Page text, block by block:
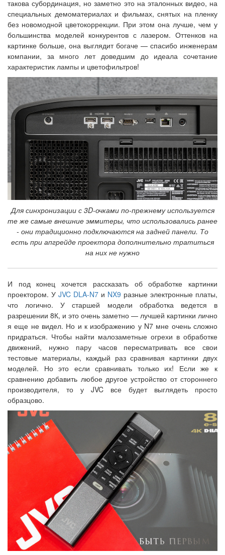
такова субординация, но заметно это на эталонных видео, на
специальных демоматериалах и фильмах, снятых на пленку
без новомодной цветокоррекции. При этом она лучше, чем у
большинства моделей конкурентов с лазером. Оттенков на
картинке больше, она выглядит богаче — спасибо инженерам
компании, за много лет доведшим до идеала сочетание
характеристик лампы и цветофильтров!
Для синхронизации с 3D-очками по-прежнему используется
те же самые внешние эммитеры, что использовались ранее
- они традиционно подключаются на задней панели. То
есть при апгрейде проектора дополнительно тратиться
на них не нужно
И под конец хочется рассказать об обработке картинки
проектором. У JVC DLA-N7 и NX9 разные электронные платы,
что логично. У старшей модели обработка ведется в
разрешении 8К, и это очень заметно — лучшей картинки лично
я еще не видел. Но и к изображению у N7 мне очень сложно
придраться. Чтобы найти малозаметные огрехи в обработке
движений, нужно пару часов пересматривать все свои
тестовые материалы, каждый раз сравнивая картинки двух
моделей. Но это если сравнивать только их! Если же к
сравнению добавить любое другое устройство от стороннего
производителя, то у JVC все будет выглядеть просто
образцово.